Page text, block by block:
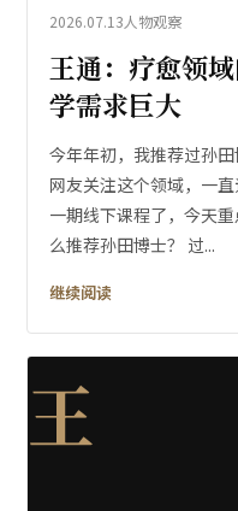
2026.07.13人物观察
王通：疗愈领
学需求巨大
今年年初，我推荐过孙
网友关注这个领域，一
一期线下课程了，今天
么推荐孙田博士？ 过...
继续阅读
王